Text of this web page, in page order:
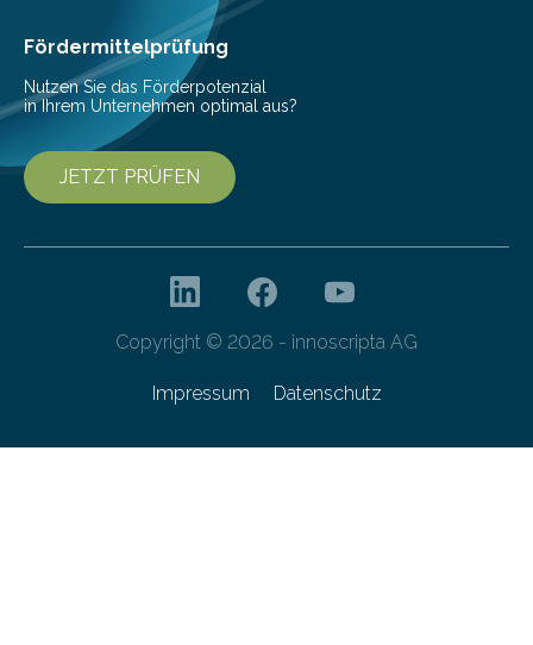
Cyberagentur organisiert am 25. März 2025, von 14:00
bis 16:00 Uhr, ein virtuelles Partnering Event zum
Forschungsprogramm „Datenrekonstruktion…
Fördermittelprüfung
Nutzen Sie das Förderpotenzial
in Ihrem Unternehmen optimal aus?
JETZT PRÜFEN
Copyright © 2026 - innoscripta AG
Impressum Datenschutz